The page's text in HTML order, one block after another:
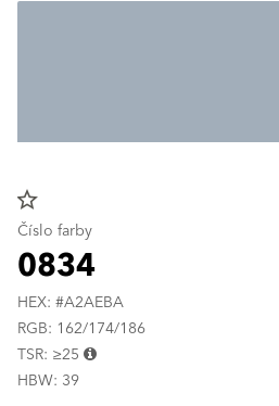
star_border
Číslo farby
0834
HEX: #A2AEBA
RGB: 162/174/186
TSR: ≥25
HBW: 39